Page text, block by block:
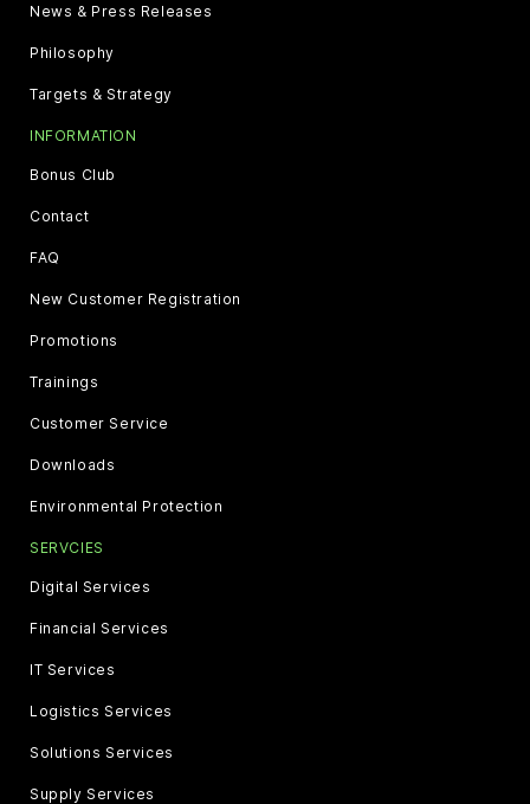
News & Press Releases
Philosophy
Targets & Strategy
INFORMATION
Bonus Club
Contact
FAQ
New Customer Registration
Promotions
Trainings
Customer Service
Downloads
Environmental Protection
SERVCIES
Digital Services
Financial Services
IT Services
Logistics Services
Solutions Services
Supply Services